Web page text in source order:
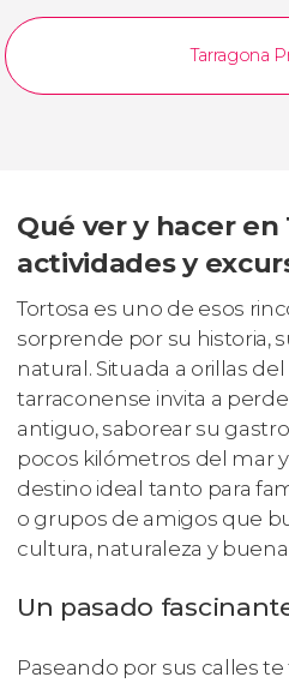
Tarragona
Qué ver y hacer
actividades y
Tortosa es uno de esos
sorprende por su historia,
natural. Situada a orillas
tarraconense invita a
antiguo, saborear su
pocos kilómetros del mar
destino ideal tanto para
o grupos de amigos que
cultura, naturaleza y
Un pasado
Paseando por sus calles